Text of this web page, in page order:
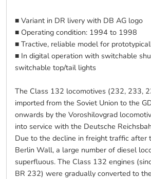
■ Variant in DR livery with DB AG logo
■ Operating condition: 1994 to 1998
■ Tractive, reliable model for
■ In digital operation with switchable
switchable top/tail lights
The Class 132 locomotives (232, 233,
imported from the Soviet Union to the
onwards by the Voroshilovgrad
into service with the Deutsche
Due to the decline in freight traffic after
Berlin Wall, a large number of diesel
superfluous. The Class 132 engines
BR 232) were gradually converted to